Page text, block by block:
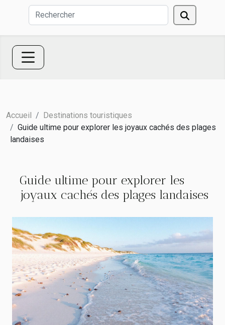
Accueil
Destinations touristiques
Guide ultime pour explorer les joyaux cachés des plages
landaises
Guide ultime pour explorer les
joyaux cachés des plages landaises